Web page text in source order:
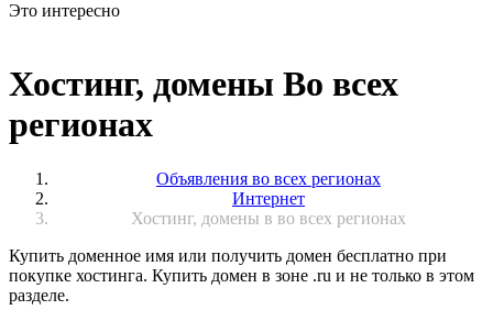
Это интересно
Хостинг, домены Во всех
регионах
Объявления во всех регионах
Интернет
Хостинг, домены в во всех регионах
Купить доменное имя или получить домен бесплатно при
покупке хостинга. Купить домен в зоне .ru и не только в этом
разделе.